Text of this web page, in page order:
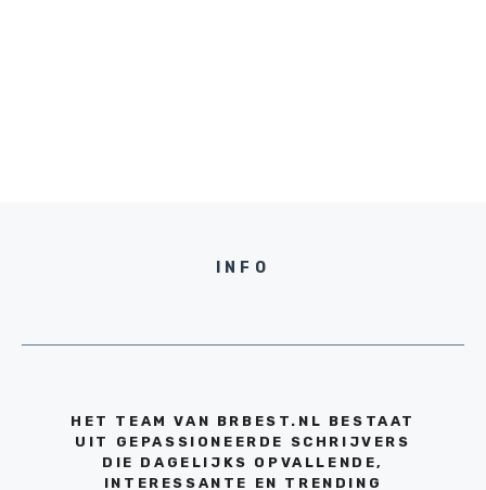
INFO
HET TEAM VAN BRBEST.NL BESTAAT
UIT GEPASSIONEERDE SCHRIJVERS
DIE DAGELIJKS OPVALLENDE,
INTERESSANTE EN TRENDING